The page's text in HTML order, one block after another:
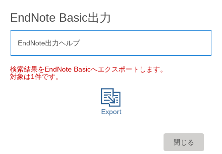
EndNote Basic出力
EndNote出力ヘルプ
検索結果をEndNote Basicへエクスポートします。
対象は1件です。
Export